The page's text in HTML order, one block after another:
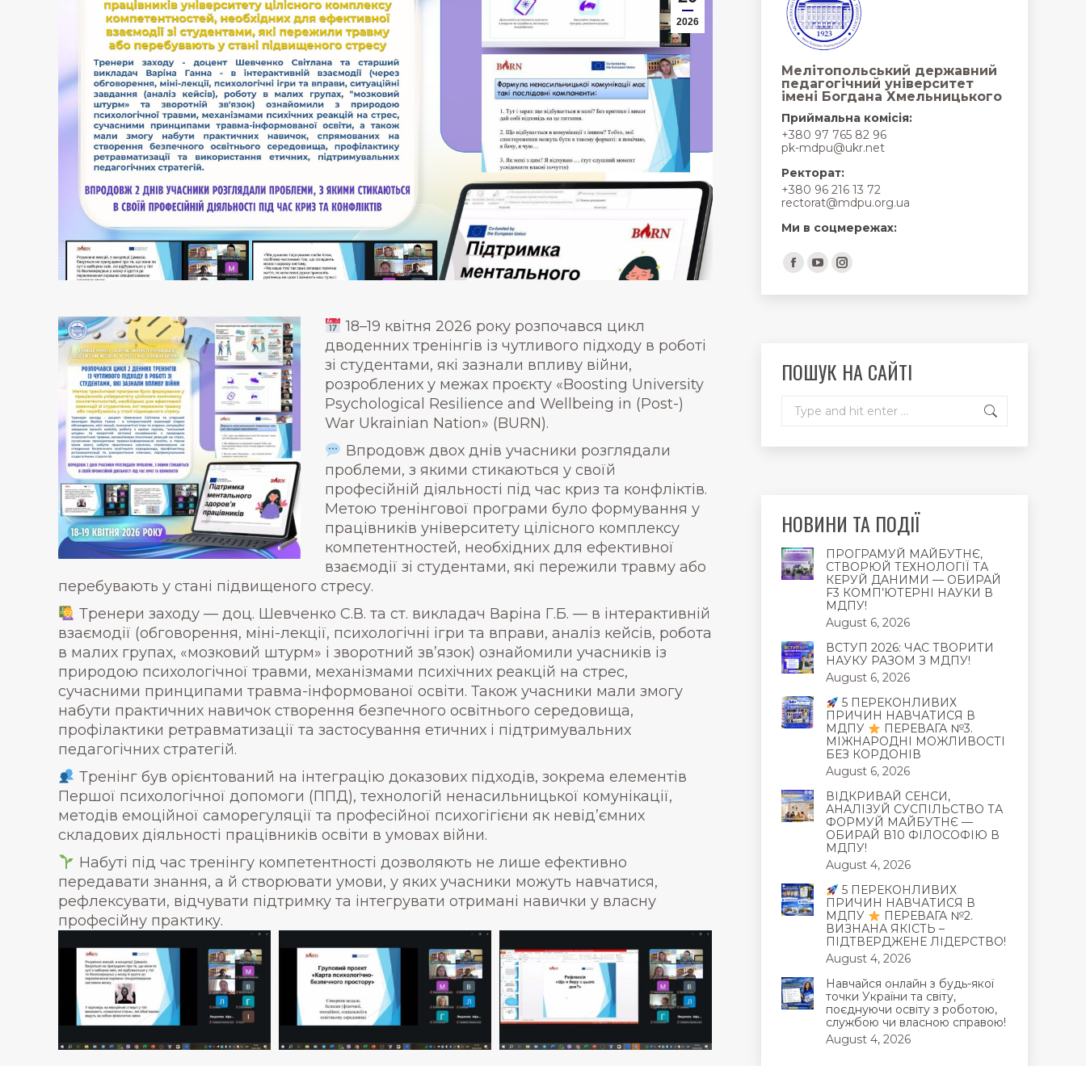
2026
18–19 квітня 2026 року розпочався цикл
дводенних тренінгів із чутливого підходу в роботі
зі студентами, які зазнали впливу війни,
розроблених у межах проєкту «Boosting University
Psychological Resilience and Wellbeing in (Post-)
War Ukrainian Nation» (BURN).
Впродовж двох днів учасники розглядали
проблеми, з якими стикаються у своїй
професійній діяльності під час криз та конфліктів.
Метою тренінгової програми було формування у
працівників університету цілісного комплексу
компетентностей, необхідних для ефективної
взаємодії зі студентами, які пережили травму або
перебувають у стані підвищеного стресу.
Тренери заходу — доц. Шевченко С.В. та ст. викладач Варіна Г.Б. — в інтерактивній
взаємодії (обговорення, міні-лекції, психологічні ігри та вправи, аналіз кейсів, робота
в малих групах, «мозковий штурм» і зворотний зв’язок) ознайомили учасників із
природою психологічної травми, механізмами психічних реакцій на стрес,
сучасними принципами травма-інформованої освіти. Також учасники мали змогу
набути практичних навичок створення безпечного освітнього середовища,
профілактики ретравматизації та застосування етичних і підтримувальних
педагогічних стратегій.
Тренінг був орієнтований на інтеграцію доказових підходів, зокрема елементів
Першої психологічної допомоги (ППД), технологій ненасильницької комунікації,
методів емоційної саморегуляції та професійної психогігієни як невід’ємних
складових діяльності працівників освіти в умовах війни.
Набуті під час тренінгу компетентності дозволяють не лише ефективно
передавати знання, а й створювати умови, у яких учасники можуть навчатися,
рефлексувати, відчувати підтримку та інтегрувати отримані навички у власну
професійну практику.
Мелітопольський державний
педагогічний університет
імені Богдана Хмельницького
Приймальна комісія:
+380 97 765 82 96
pk-mdpu@ukr.net
Ректорат:
+380 96 216 13 72
rectorat@mdpu.org.ua
Ми в соцмережах:
Find us on:
Facebook
page
window
YouTube
page
window
Instagram
page
window
ПОШУК НА САЙТІ
НОВИНИ ТА ПОДІЇ
ПРОГРАМУЙ МАЙБУТНЄ,
СТВОРЮЙ ТЕХНОЛОГІЇ ТА
КЕРУЙ ДАНИМИ — ОБИРАЙ
F3 КОМП’ЮТЕРНІ НАУКИ В
МДПУ!
August 6, 2026
ВСТУП 2026: ЧАС ТВОРИТИ
НАУКУ РАЗОМ З МДПУ!
August 6, 2026
5 ПЕРЕКОНЛИВИХ
ПРИЧИН НАВЧАТИСЯ В
МДПУ
ПЕРЕВАГА №3.
МІЖНАРОДНІ МОЖЛИВОСТІ
БЕЗ КОРДОНІВ
August 6, 2026
ВІДКРИВАЙ СЕНСИ,
АНАЛІЗУЙ СУСПІЛЬСТВО ТА
ФОРМУЙ МАЙБУТНЄ —
ОБИРАЙ В10 ФІЛОСОФІЮ В
МДПУ!
August 4, 2026
5 ПЕРЕКОНЛИВИХ
ПРИЧИН НАВЧАТИСЯ В
МДПУ
ПЕРЕВАГА №2.
ВИЗНАНА ЯКІСТЬ –
ПІДТВЕРДЖЕНЕ ЛІДЕРСТВО!
August 4, 2026
Навчайся онлайн з будь-якої
точки України та світу,
поєднуючи освіту з роботою,
службою чи власною справою!
August 4, 2026